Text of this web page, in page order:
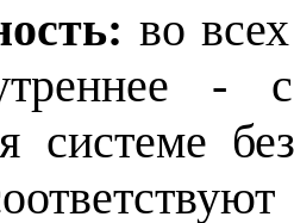
во
-
системе